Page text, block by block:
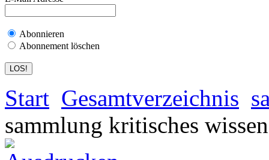
Abonnieren
Abonnement löschen
Start Gesamtverzeichnis
sammlung kritisches